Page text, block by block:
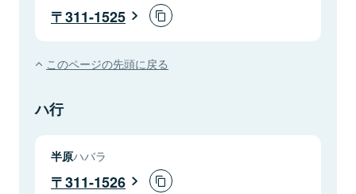
311-1525
このページの先頭に戻る
ハ行
半原ハバラ
311-1526